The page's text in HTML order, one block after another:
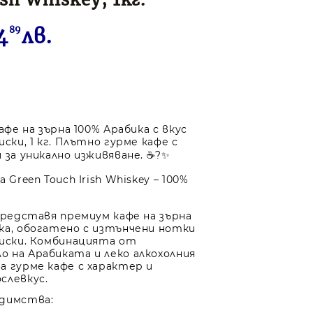
89лв.
на зърна 100% Арабика с вкус
1 кг. Плътно гурме кафе с
уникално изживяване. ☕?✨
Green Touch Irish Whiskey – 100%
премиум кафе на зърна
обогатено с изтънчени нотки
Комбинацията от
Арабиката и леко алкохолния
гурме кафе с характер и